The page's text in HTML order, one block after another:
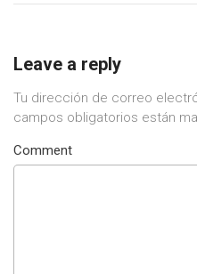
Leave a reply
Tu dirección de correo
campos obligatorios están
Comment